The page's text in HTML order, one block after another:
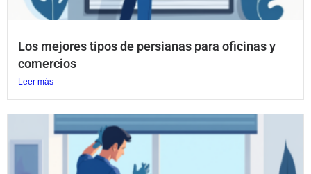
Los mejores tipos de persianas para oficinas y
comercios
Leer más